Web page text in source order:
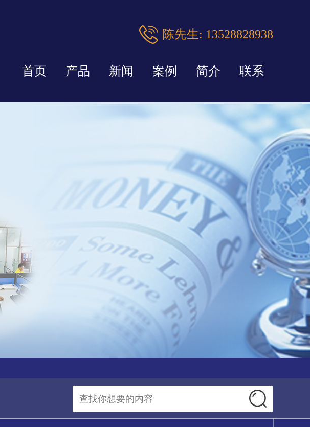
陈先生: 13528828938
首页 产品 新闻 案例 简介 联系